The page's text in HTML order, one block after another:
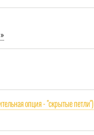
опция - "скрытые петли")